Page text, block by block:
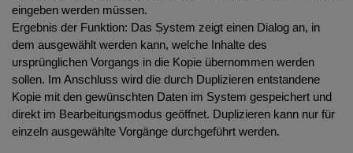
eingeben werden müssen.
Ergebnis der Funktion: Das System zeigt einen Dialog an, in
dem ausgewählt werden kann, welche Inhalte des
ursprünglichen Vorgangs in die Kopie übernommen werden
sollen. Im Anschluss wird die durch Duplizieren entstandene
Kopie mit den gewünschten Daten im System gespeichert und
direkt im Bearbeitungsmodus geöffnet. Duplizieren kann nur für
einzeln ausgewählte Vorgänge durchgeführt werden.